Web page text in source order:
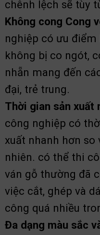
chênh lệch sẽ tùy
Không cong Cong
nghiệp có ưu
không bị co ngót,
nhẵn mang đến
đại, trẻ trung.
Thời gian sản xuất
công nghiệp có
xuất nhanh hơn
nhiên. có thể thi
ván gỗ thường đã
việc cắt, ghép và
công quá nhiều
Đa dạng màu sắc